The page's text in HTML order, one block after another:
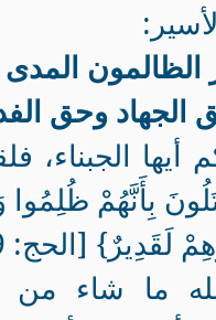
الظالمون
الجهاد وحق
أيها الجبناء،
بِأَنَّهُمْ ظُلِمُوا
[الحج: 39].
ما شاء من